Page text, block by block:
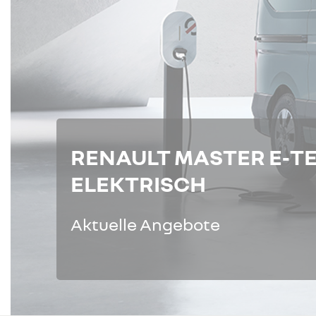
RENAULT MASTER
ELEKTRISCH
Aktuelle Angebote